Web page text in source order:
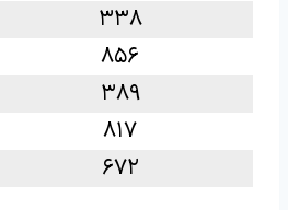
۳۳۸
۸۵۶
۳۸۹
۸۱۷
۶۷۲